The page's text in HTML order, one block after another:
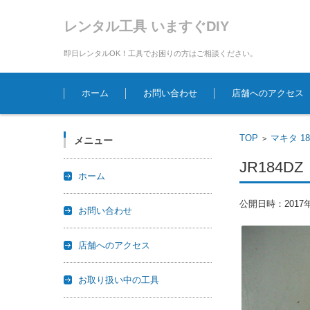
レンタル工具 いますぐDIY
即日レンタルOK！工具でお困りの方はご相談ください。
コンテンツに移動
ホーム
お問い合わせ 店舗へのアクセス
TOP > マキタ
JR184DZ
公開日時：2017
メニュー
ホーム
お問い合わせ
店舗へのアクセス
お取り扱い中の工具